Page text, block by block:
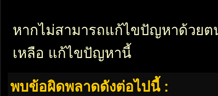
หากไม่สามารถแก้ไขปัญหาด้วย
เหลือ แก้ไขปัญหานี้
พบข้อผิดพลาดดังต่อไปนี้ :